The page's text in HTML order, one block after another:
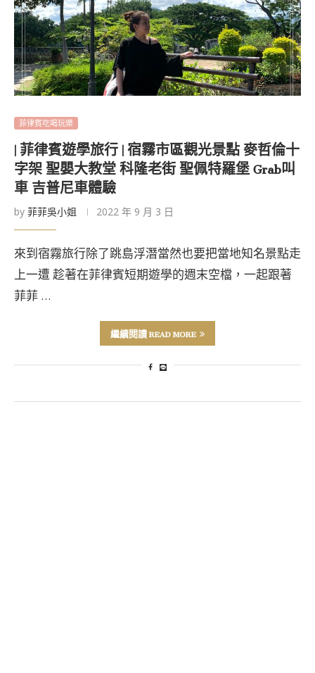
菲律賓吃喝玩樂
| 菲律賓遊學旅行 | 宿霧市區觀光景點 麥哲倫十
字架 聖嬰大教堂 科隆老街 聖佩特羅堡 Grab叫
車 吉普尼車體驗
by 菲菲吳小姐 2022 年 9 月 3 日
來到宿霧旅行除了跳島浮潛當然也要把當地知名景點走
上一遭 趁著在菲律賓短期遊學的週末空檔，一起跟著
菲菲 …
繼續閱讀 READ MORE